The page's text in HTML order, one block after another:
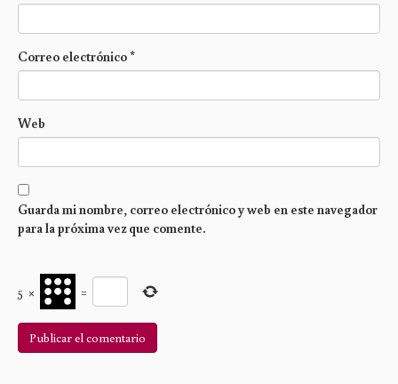
Correo electrónico*
Web
Guarda mi nombre, correo electrónico y web en este navegador
para la próxima vez que comente.
5 × =